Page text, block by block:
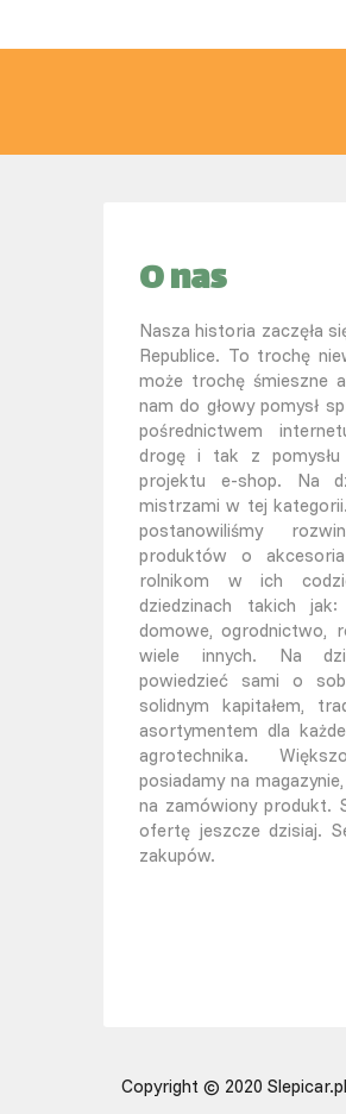
O nas
Nasza historia zaczęła
Republice. To trochę
może trochę śmieszne
nam do głowy pomysł
pośrednictwem
drogę i tak z
projektu e-shop. Na
mistrzami w tej
postanowiliśmy
produktów o
rolnikom w ich
dziedzinach takich
domowe, ogrodnictwo,
wiele innych. Na
powiedzieć sami o
solidnym kapitałem,
asortymentem dla
agrotechnika.
posiadamy na
na zamówiony produkt.
ofertę jeszcze dzisiaj.
zakupów.
Copyright © 2020 Slepicar.pl